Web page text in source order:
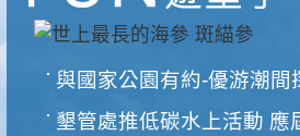
與國家公園有約-優游潮間
墾管處推低碳水上活動 應屆畢